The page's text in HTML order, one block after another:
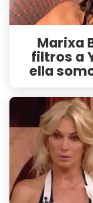
Marixa
filtros a
ella